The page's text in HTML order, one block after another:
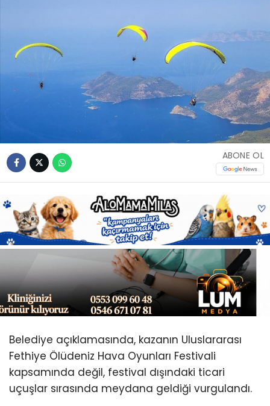
Instagram
ABONE OL
Belediye açıklamasında, kazanın Uluslararası
Fethiye Ölüdeniz Hava Oyunları Festivali
kapsamında değil, festival dışındaki ticari
uçuşlar sırasında meydana geldiği vurgulandı.